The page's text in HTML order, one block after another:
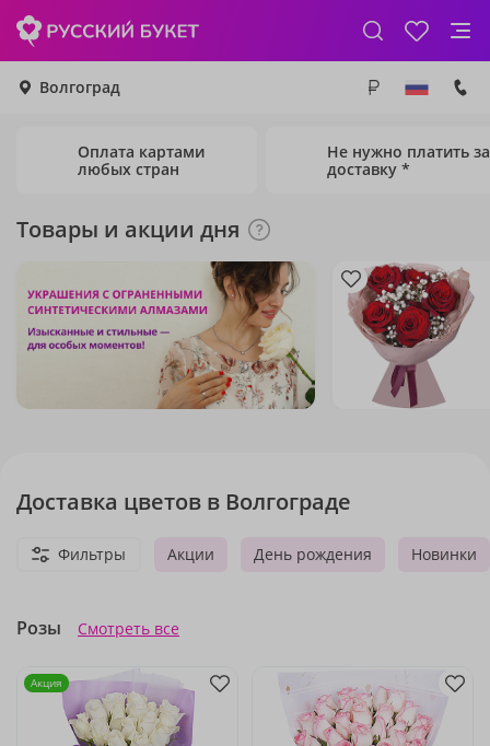
Волгоград
Оплата картами
любых стран
Не нужно платить за
доставку *
Товары и акции дня
Доставка цветов в Волгограде
Акции День рождения Новинки
Фильтры
Розы Смотреть все
Акция